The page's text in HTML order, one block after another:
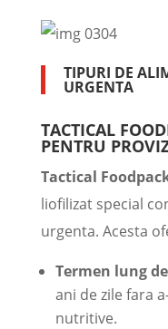
TIPURI DE
URGENTA
TACTICAL
PENTRU
Tactical
liofilizat special
urgenta. Acesta
Termen lung
ani de zile fara
nutritive.